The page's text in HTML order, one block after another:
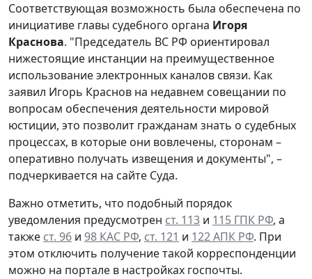
Соответствующая возможность была обеспечена по
инициативе главы судебного органа Игоря
Краснова. "Председатель ВС РФ ориентировал
нижестоящие инстанции на преимущественное
использование электронных каналов связи. Как
заявил Игорь Краснов на недавнем совещании по
вопросам обеспечения деятельности мировой
юстиции, это позволит гражданам знать о судебных
процессах, в которые они вовлечены, сторонам –
оперативно получать извещения и документы", –
подчеркивается на сайте Суда.
Важно отметить, что подобный порядок
уведомления предусмотрен ст. 113 и 115 ГПК РФ, а
также ст. 96 и 98 КАС РФ, ст. 121 и 122 АПК РФ. При
этом отключить получение такой корреспонденции
можно на портале в настройках госпочты.